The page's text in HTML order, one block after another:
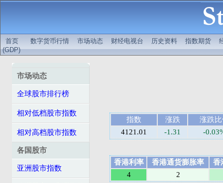
首页 数字货币行情 市场动态 财经电视台 历史资料 指数期货
(GDP)
市场动态
全球股市排行榜
相对低档股市指数
相对高档股市指数
各国股市
亚洲股市指数
指数 涨跌
涨跌
4121.01
-1.31 -
香港利率 香港通货膨胀率
香
4
2